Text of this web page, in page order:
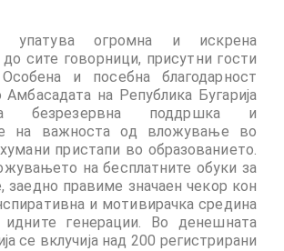
упатува огромна и искрена
до сите говорници, присутни гости
и посебна благодарност
на Република Бугарија
безрезервна поддршка и
на важноста од вложување во
пристапи во образованието.
на бесплатните обуки за
заедно правиме значаен чекор кон
и мотивирачка средина
идните генерации. Во денешната
се вклучија над 200 регистрирани